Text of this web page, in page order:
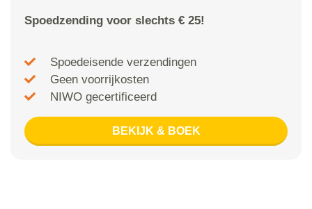
Spoedzending voor slechts € 25!
Spoedeisende verzendingen
Geen voorrijkosten
NIWO gecertificeerd
BEKIJK & BOEK